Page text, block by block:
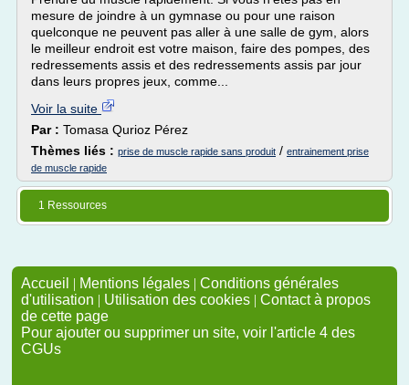
mesure de joindre à un gymnase ou pour une raison
quelconque ne peuvent pas aller à une salle de gym, alors
le meilleur endroit est votre maison, faire des pompes, des
redressements assis et des redressements assis par jour
dans leurs propres jeux, comme...
Voir la suite
Par : Tomasa Qurioz Pérez
Thèmes liés : prise de muscle rapide sans produit / entrainement prise
de muscle rapide
1 Ressources
Accueil | Mentions légales | Conditions générales
d'utilisation | Utilisation des cookies | Contact à propos
de cette page
Pour ajouter ou supprimer un site, voir l'article 4 des
CGUs